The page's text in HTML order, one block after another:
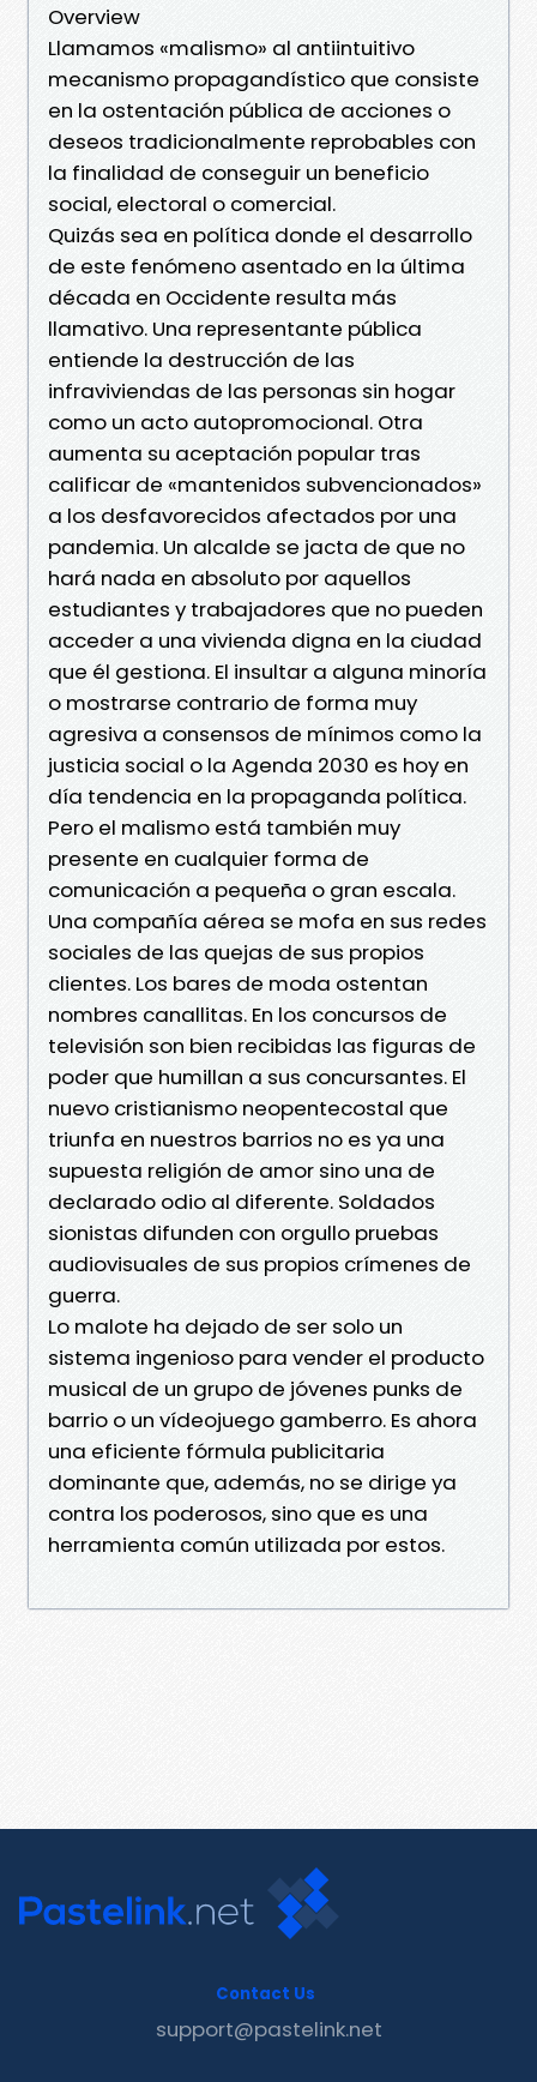
Overview
Llamamos «malismo» al antiintuitivo
mecanismo propagandístico que consiste
en la ostentación pública de acciones o
deseos tradicionalmente reprobables con
la finalidad de conseguir un beneficio
social, electoral o comercial.
Quizás sea en política donde el desarrollo
de este fenómeno asentado en la última
década en Occidente resulta más
llamativo. Una representante pública
entiende la destrucción de las
infraviviendas de las personas sin hogar
como un acto autopromocional. Otra
aumenta su aceptación popular tras
calificar de «mantenidos subvencionados»
a los desfavorecidos afectados por una
pandemia. Un alcalde se jacta de que no
hará nada en absoluto por aquellos
estudiantes y trabajadores que no pueden
acceder a una vivienda digna en la ciudad
que él gestiona. El insultar a alguna minoría
o mostrarse contrario de forma muy
agresiva a consensos de mínimos como la
justicia social o la Agenda 2030 es hoy en
día tendencia en la propaganda política.
Pero el malismo está también muy
presente en cualquier forma de
comunicación a pequeña o gran escala.
Una compañía aérea se mofa en sus redes
sociales de las quejas de sus propios
clientes. Los bares de moda ostentan
nombres canallitas. En los concursos de
televisión son bien recibidas las figuras de
poder que humillan a sus concursantes. El
nuevo cristianismo neopentecostal que
triunfa en nuestros barrios no es ya una
supuesta religión de amor sino una de
declarado odio al diferente. Soldados
sionistas difunden con orgullo pruebas
audiovisuales de sus propios crímenes de
guerra.
Lo malote ha dejado de ser solo un
sistema ingenioso para vender el producto
musical de un grupo de jóvenes punks de
barrio o un vídeojuego gamberro. Es ahora
una eficiente fórmula publicitaria
dominante que, además, no se dirige ya
contra los poderosos, sino que es una
herramienta común utilizada por estos.
Contact Us
support@pastelink.net